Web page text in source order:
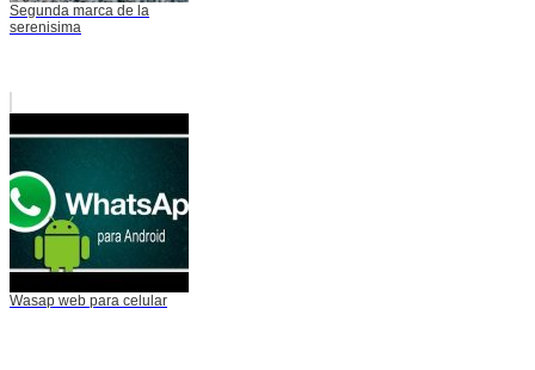
Segunda marca de la
serenisima
Wasap web para celular